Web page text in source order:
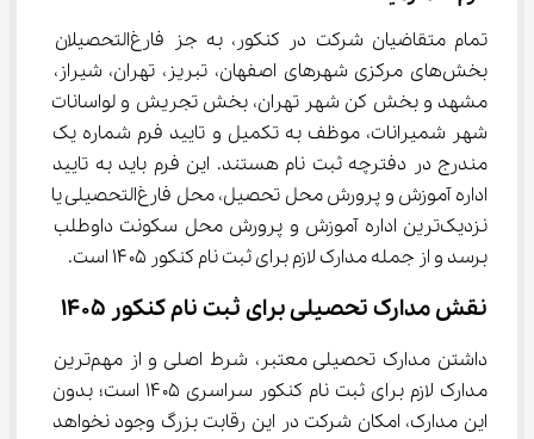
تمام متقاضیان شرکت در کنکور، به جز فارغ‌التحصیلان
بخش‌های مرکزی شهرهای اصفهان، تبریز، تهران، شیراز،
مشهد و بخش کن شهر تهران، بخش تجریش و لواسانات
شهر شمیرانات، موظف به تکمیل و تایید فرم شماره یک
مندرج در دفترچه ثبت نام هستند. این فرم باید به تایید
اداره آموزش و پرورش محل تحصیل، محل فارغ‌التحصیلی یا
نزدیک‌ترین اداره آموزش و پرورش محل سکونت داوطلب
برسد و از جمله مدارک لازم برای ثبت نام کنکور ۱۴۰۵ است.
نقش مدارک تحصیلی برای ثبت نام کنکور 1405
داشتن مدارک تحصیلی معتبر، شرط اصلی و از مهم‌ترین
مدارک لازم برای ثبت نام کنکور سراسری ۱۴۰۵ است؛ بدون
این مدارک، امکان شرکت در این رقابت بزرگ وجود نخواهد